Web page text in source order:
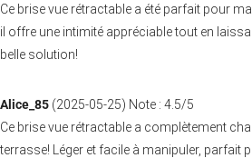
Ce brise vue rétractable a été parfait pour
il offre une intimité appréciable tout en
belle solution!
Alice_85 (2025-05-25) Note : 4.5/5
Ce brise vue rétractable a complètement
terrasse! Léger et facile à manipuler, parfait